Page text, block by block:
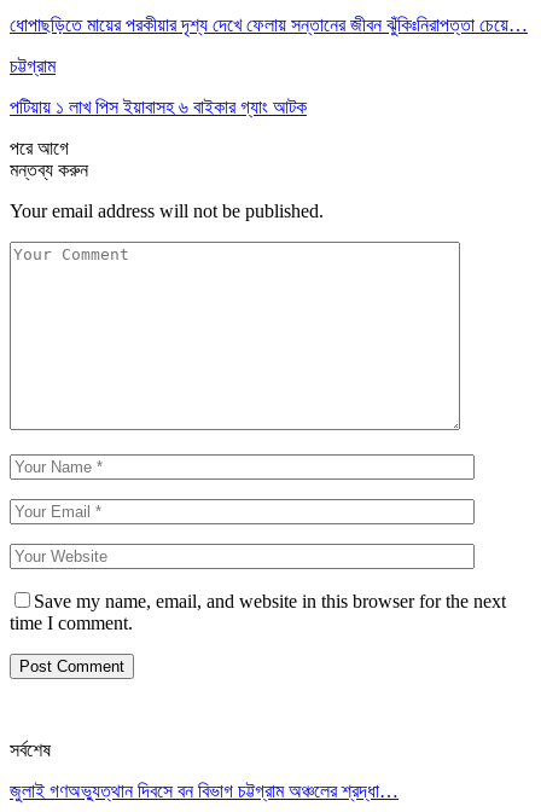
ধোপাছড়িতে মায়ের পরকীয়ার দৃশ্য দেখে ফেলায় সন্তানের জীবন ঝুঁকিঃনিরাপত্তা চেয়ে…
চট্টগ্রাম
পটিয়ায় ১ লাখ পিস ইয়াবাসহ ৬ বাইকার গ্যাং আটক
পরেআগে
মন্তব্য করুন
Your email address will not be published.
Save my name, email, and website in this browser for the next
time I comment.
সর্বশেষ
জুলাই গণঅভ্যুত্থান দিবসে বন বিভাগ চট্টগ্রাম অঞ্চলের শ্রদ্ধা…